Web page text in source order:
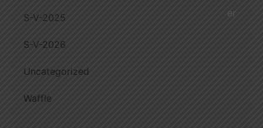
S-V-2025
S-V-2026
Uncategorized
Waffle